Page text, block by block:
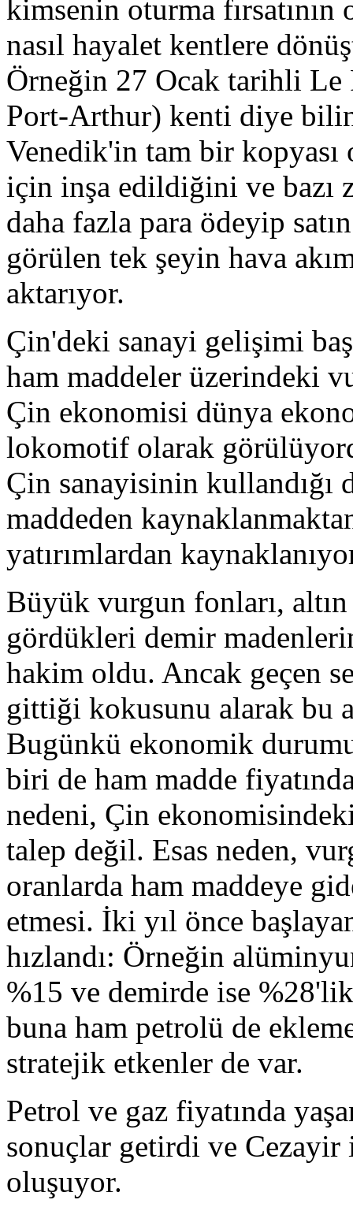
kimsenin oturma fırsatının
nasıl hayalet kentlere
Örneğin 27 Ocak tarihli Le
Port-Arthur) kenti diye
Venedik'in tam bir
için inşa edildiğini ve bazı
daha fazla para ödeyip
görülen tek şeyin hava
aktarıyor.
Çin'deki sanayi gelişimi
ham maddeler üzerindeki
Çin ekonomisi dünya
lokomotif olarak
Çin sanayisinin kullandığı
maddeden
yatırımlardan
Büyük vurgun fonları,
gördükleri demir
hakim oldu. Ancak geçen
gittiği kokusunu alarak bu
Bugünkü ekonomik
biri de ham madde
nedeni, Çin
talep değil. Esas neden,
oranlarda ham maddeye
etmesi. İki yıl önce
hızlandı: Örneğin
%15 ve demirde ise
buna ham petrolü de
stratejik etkenler de var.
Petrol ve gaz fiyatında
sonuçlar getirdi ve
oluşuyor.